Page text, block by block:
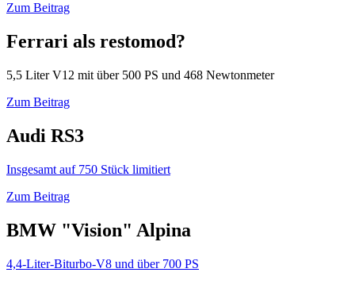
Zum Beitrag
Ferrari als restomod?
5,5 Liter V12 mit über 500 PS und 468 Newtonmeter
Zum Beitrag
Audi RS3
Insgesamt auf 750 Stück limitiert
Zum Beitrag
BMW "Vision" Alpina
4,4-Liter-Biturbo-V8 und über 700 PS